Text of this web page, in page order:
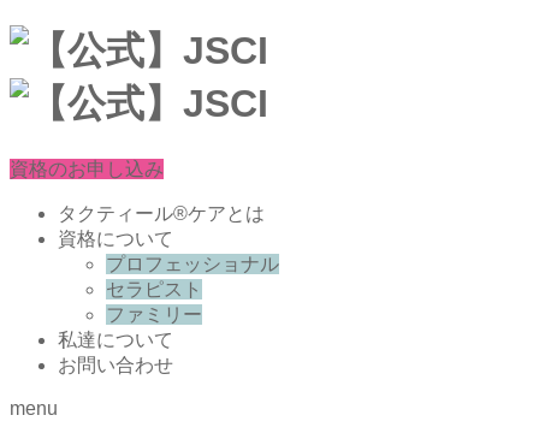
資格のお申し込み
タクティール®ケアとは
資格について
プロフェッショナル
セラピスト
ファミリー
私達について
お問い合わせ
menu